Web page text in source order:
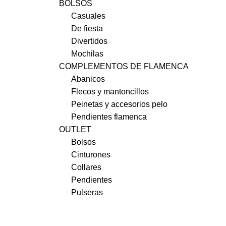
BOLSOS
Casuales
De fiesta
Divertidos
Mochilas
COMPLEMENTOS DE FLAMENCA
Abanicos
Flecos y mantoncillos
Peinetas y accesorios pelo
Pendientes flamenca
OUTLET
Bolsos
Cinturones
Collares
Pendientes
Pulseras